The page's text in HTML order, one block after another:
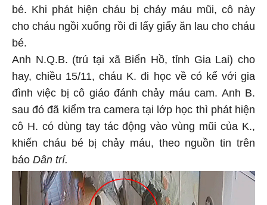
bé. Khi phát hiện cháu bị chảy máu mũi, cô này
cho cháu ngồi xuống rồi đi lấy giấy ăn lau cho cháu
bé.
Anh N.Q.B. (trú tại xã Biển Hồ, tỉnh Gia Lai) cho
hay, chiều 15/11, cháu K. đi học về có kể với gia
đình việc bị cô giáo đánh chảy máu cam. Anh B.
sau đó đã kiểm tra camera tại lớp học thì phát hiện
cô H. có dùng tay tác động vào vùng mũi của K.,
khiến cháu bé bị chảy máu, theo nguồn tin trên
báo Dân trí.